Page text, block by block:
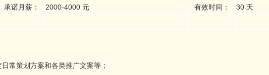
承诺月薪： 2000-4000 元 有效时间：
30 天
常策划方案和各类推广文案等；